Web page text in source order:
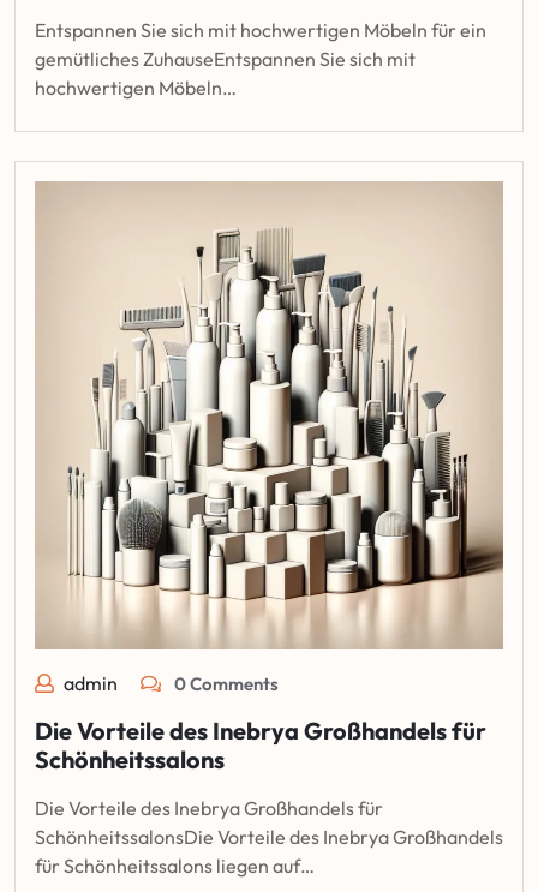
Entspannen Sie sich mit hochwertigen Möbeln für ein
gemütliches ZuhauseEntspannen Sie sich mit
hochwertigen Möbeln…
admin 0 Comments
Die Vorteile des Inebrya Großhandels für
Schönheitssalons
Die Vorteile des Inebrya Großhandels für
SchönheitssalonsDie Vorteile des Inebrya Großhandels
für Schönheitssalons liegen auf…